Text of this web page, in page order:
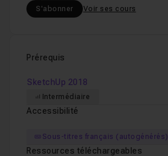
S'abonner Voir ses cours
Prérequis
SketchUp 2018
Intermédiaire
Accessibilité
Sous-titres français (autogénérés)
Ressources téléchargeables